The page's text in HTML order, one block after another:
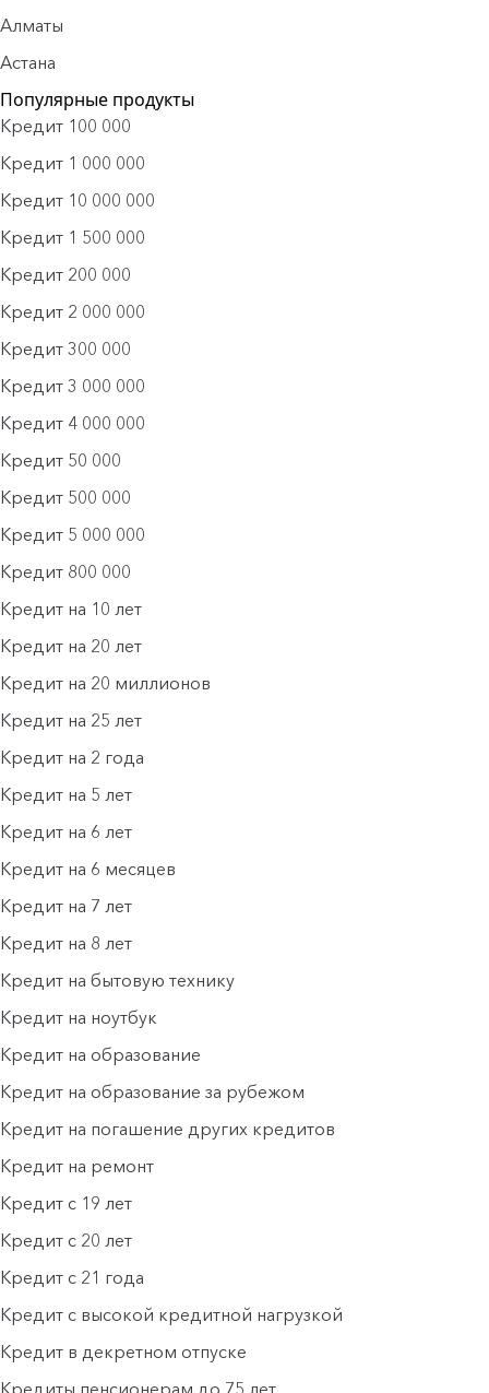
Алматы
Астана
Популярные продукты
Кредит 100 000
Кредит 1 000 000
Кредит 10 000 000
Кредит 1 500 000
Кредит 200 000
Кредит 2 000 000
Кредит 300 000
Кредит 3 000 000
Кредит 4 000 000
Кредит 50 000
Кредит 500 000
Кредит 5 000 000
Кредит 800 000
Кредит на 10 лет
Кредит на 20 лет
Кредит на 20 миллионов
Кредит на 25 лет
Кредит на 2 года
Кредит на 5 лет
Кредит на 6 лет
Кредит на 6 месяцев
Кредит на 7 лет
Кредит на 8 лет
Кредит на бытовую технику
Кредит на ноутбук
Кредит на образование
Кредит на образование за рубежом
Кредит на погашение других кредитов
Кредит на ремонт
Кредит с 19 лет
Кредит с 20 лет
Кредит с 21 года
Кредит с высокой кредитной нагрузкой
Кредит в декретном отпуске
Кредиты пенсионерам до 75 лет